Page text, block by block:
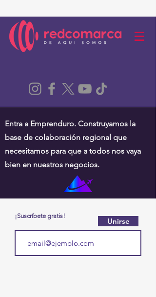
Entra a Emprenduro. Construyamos la
base de colaboración regional que
necesitamos para que a todos nos vaya
bien en nuestros negocios.
¡Suscríbete gratis!
Unirse